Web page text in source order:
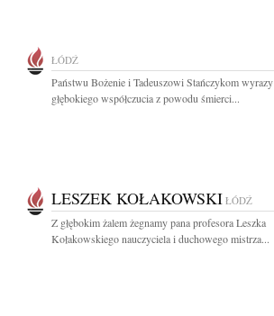
ŁÓDŹ
Państwu Bożenie i Tadeuszowi Stańczykom wyrazy
głębokiego współczucia z powodu śmierci...
LESZEK KOŁAKOWSKI ŁÓDŹ
Z głębokim żalem żegnamy pana profesora Leszka
Kołakowskiego nauczyciela i duchowego mistrza...